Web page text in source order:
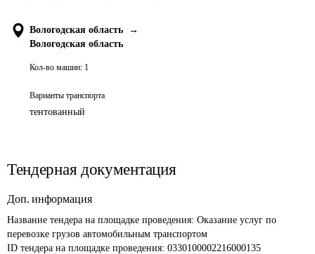
Вологодская область
→
Вологодская область
Кол-во машин: 1
Варианты транспорта
тентованный
Тендерная документация
Доп. информация
Название тендера на площадке проведения: Оказание услуг по
перевозке грузов автомобильным транспортом
ID тендера на площадке проведения: 0330100002216000135